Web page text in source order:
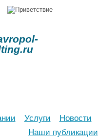
Услуги Новости
Наши публикации